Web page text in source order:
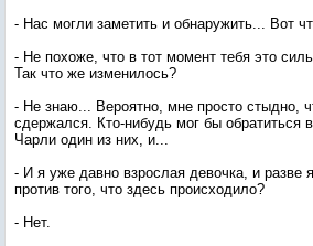
- Нас могли заметить и обнаружить... Вот
- Не похоже, что в тот момент тебя это
Так что же изменилось?
- Не знаю... Вероятно, мне просто стыдно,
сдержался. Кто-нибудь мог бы обратиться
Чарли один из них, и...
- И я уже давно взрослая девочка, и разве
против того, что здесь происходило?
- Нет.